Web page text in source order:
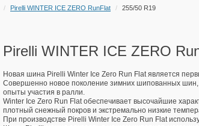
Pirelli WINTER ICE ZERO RunFlat 255/50 R19
Pirelli WINTER ICE ZERO
Новая шина Pirelli Winter Ice Zero Run Flat является
Совершенно новое поколение зимних шипованных
опыты участия в ралли.
Winter Ice Zero Run Flat обеспечивает высочайшие
плотный снежный покров и экстремально низкие
При производстве Pirelli Winter Ice Zero Run Flat